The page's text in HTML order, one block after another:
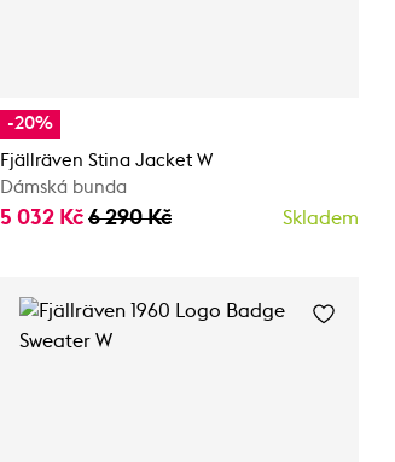
-20%
Fjällräven Stina Jacket W
Dámská bunda
5 032 Kč 6 290 Kč Skladem